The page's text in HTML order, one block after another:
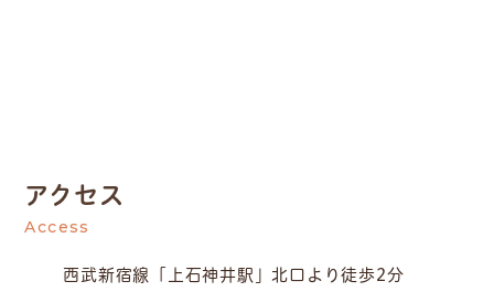
アクセス
Access
西武新宿線「上石神井駅」北口より徒歩2分